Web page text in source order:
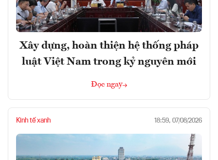
Xây dựng, hoàn thiện hệ thống pháp
luật Việt Nam trong kỷ nguyên mới
Đọc ngay
Kinh tế xanh 18:59, 07/08/2026